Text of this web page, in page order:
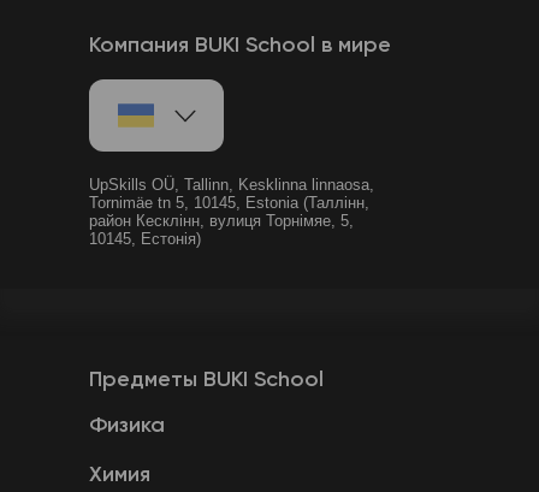
Компания BUKI School в мире
UpSkills OÜ, Tallinn, Kesklinna linnaosa,
Tornimäe tn 5, 10145, Estonia (Таллінн,
район Кесклінн, вулиця Торнімяе, 5,
10145, Естонія)
Предметы BUKI School
Физика
Химия